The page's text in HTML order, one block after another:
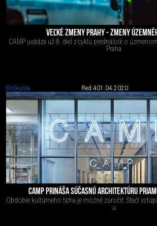
VEĽKÉ ZMENY PRAHY - ZMENY
CAMP uvádza už 8. diel z cyklu prednášok o
Praha
Diskusia Red 401.04.2020
CAMP PRINÁŠA SÚČASNÚ ARCHITEKTÚRU
Obdobie kultúrneho ticha je možné zúročiť. Stačí
u